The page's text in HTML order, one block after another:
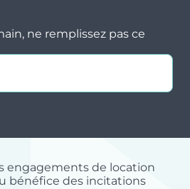
ne remplissez pas ce
engagements de location
bénéfice des incitations